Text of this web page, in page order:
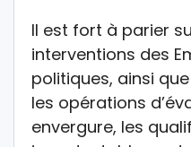
Il est fort à parier
interventions des
politiques, ainsi
les opérations
envergure, les